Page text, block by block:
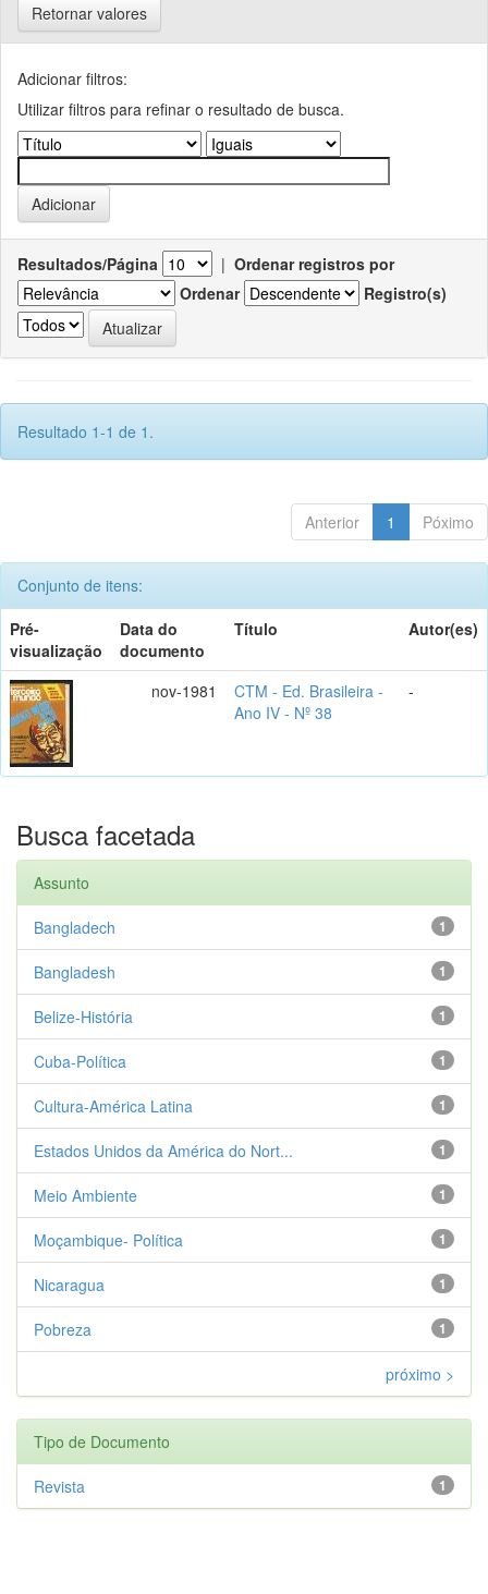
Retornar valores
Adicionar filtros:
Utilizar filtros para refinar o resultado de busca.
Resultados/Página | Ordenar registros por
Ordenar
Registro(s)
Resultado 1-1 de 1.
Anterior 1 Póximo
Conjunto de itens:
Pré-
visualização
Data do
documento
Título Autor(es)
nov-1981
CTM - Ed. Brasileira -
Ano IV - Nº 38
-
Busca facetada
Assunto
1
Bangladech
1
Bangladesh
1
Belize-História
1
Cuba-Política
1
Cultura-América Latina
1
Estados Unidos da América do Nort...
1
Meio Ambiente
1
Moçambique- Política
1
Nicaragua
1
Pobreza
próximo >
Tipo de Documento
1
Revista